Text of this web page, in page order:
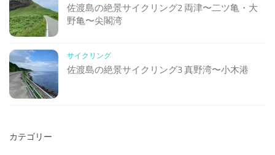
佐渡島の絶景サイクリング2 両津〜二ツ亀・大
野亀〜尖閣湾
サイクリング
佐渡島の絶景サイクリング3 真野湾〜小木港
カテゴリー